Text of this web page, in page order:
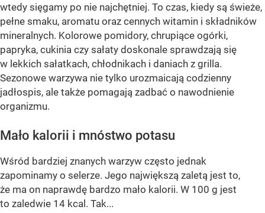
wtedy sięgamy po nie najchętniej. To czas, kiedy są świeże,
pełne smaku, aromatu oraz cennych witamin i składników
mineralnych. Kolorowe pomidory, chrupiące ogórki,
papryka, cukinia czy sałaty doskonale sprawdzają się
w lekkich sałatkach, chłodnikach i daniach z grilla.
Sezonowe warzywa nie tylko urozmaicają codzienny
jadłospis, ale także pomagają zadbać o nawodnienie
organizmu.
Mało kalorii i mnóstwo potasu
Wśród bardziej znanych warzyw często jednak
zapominamy o selerze. Jego największą zaletą jest to,
że ma on naprawdę bardzo mało kalorii. W 100 g jest
to zaledwie 14 kcal. Tak...